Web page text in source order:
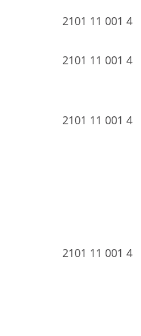
2101 11 001 4
2101 11 001 4
2101 11 001 4
2101 11 001 4